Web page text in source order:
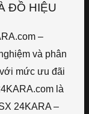
ĐỒ HIỆU
–
và phân
mức ưu đãi
là
24KARA –